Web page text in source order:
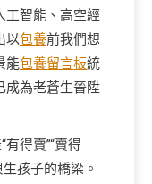
工智能、高空經
以包養前我們想
能包養留言板統
成為老蒼生晉陞
有得賣”“賣得
孩子的橋梁。